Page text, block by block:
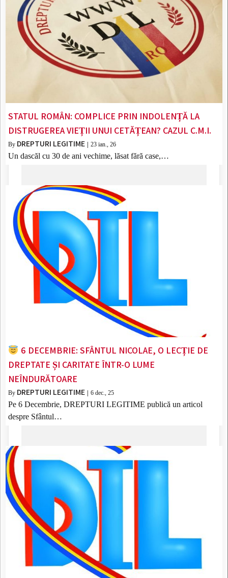
STATUL ROMÂN: COMPLICE PRIN INDOLENȚĂ LA
DISTRUGEREA VIEȚII UNUI CETĂȚEAN? CAZUL C.M.I.
By DREPTURI LEGITIME 23 ian., 26
Un dascăl cu 30 de ani vechime, lăsat fără case,…
6 DECEMBRIE: SFÂNTUL NICOLAE, O LECȚIE DE
DREPTATE ȘI CARITATE ÎNTR-O LUME
NEÎNDURĂTOARE
By DREPTURI LEGITIME 6 dec., 25
Pe 6 Decembrie, DREPTURI LEGITIME publică un articol
despre Sfântul…